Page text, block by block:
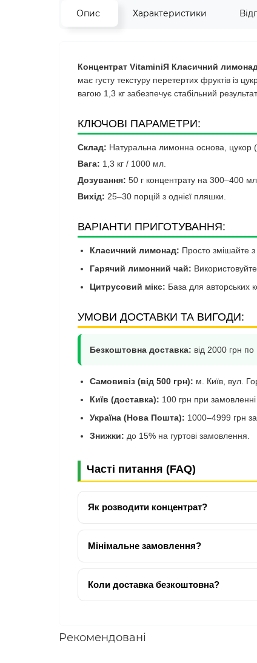
Опис Характеристики
Концентрат VitaminiЯ Класичний
має густу текстуру перетертих фруктів із
вагою 1,3 кг забезпечує стабільний
КЛЮЧОВІ ПАРАМЕТРИ:
Склад: Натуральна лимонна основа, цукор
Вага: 1,3 кг / 1000 мл.
Дозування: 50 г концентрату на 300–400 мл
Вихід: 25–30 порцій з однієї пляшки.
ВАРІАНТИ ПРИГОТУВАННЯ:
Класичний лимонад: Просто змішайте з
Гарячий лимонний чай:
Цитрусовий мікс: База для авторських
УМОВИ ДОСТАВКИ ТА ВИГОДИ:
Безкоштовна доставка: від 2000 грн по
Самовивіз (від 500 грн): м. Київ, вул.
Київ (доставка): 100 грн при
Україна (Нова Пошта): 1000–4999 грн
Знижки: до 15% на гуртові замовлення.
Часті питання (FAQ)
Як розводити концентрат?
50 г на 300–400 мл води.
Мінімальне замовлення?
500 грн самовивіз / 1000 грн доставка.
Коли доставка безкоштовна?
Україна — від 5000 грн (
Рекомендовані